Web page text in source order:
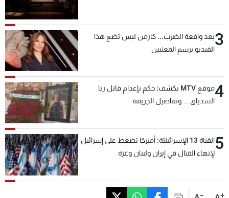
+
-
3بعد واقعة الضرب... كارمن لبس تضع هذا
الفيديو برسم المعنيين
4
موقع MTV يكشف: حكم بإعدام قاتل ريا
الشدياق… وتفاصيل الجريمة
5
القناة 13 الإسرائيليّة: أميركا تضغط على إسرائيل
لإنهاء القتال في إيران ولبنان وغزة